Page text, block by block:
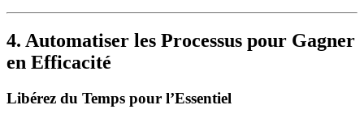
4. Automatiser les Processus pour Gagner
en Efficacité
Libérez du Temps pour l’Essentiel